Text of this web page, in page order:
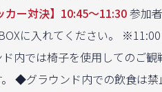
カー対決】10:45〜11:30参加
に入れてください。
内では椅子を使用してのご
◆グラウンド内での飲食は禁